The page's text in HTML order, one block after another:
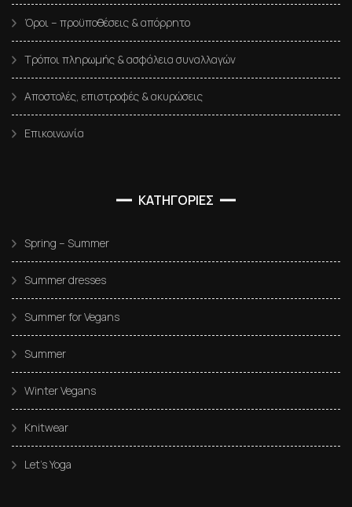
Όροι – προϋποθέσεις & απόρρητο
Τρόποι πληρωμής & ασφάλεια συναλλαγών
Αποστολές, επιστροφές & ακυρώσεις
Επικοινωνία
ΚΑΤΗΓΟΡΙΕΣ
Spring – Summer
Summer dresses
Summer for Vegans
Summer
Winter Vegans
Knitwear
Let’s Yoga